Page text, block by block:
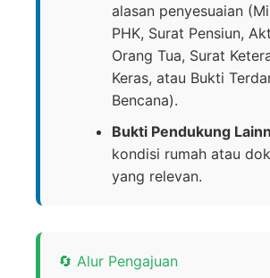
alasan penyesuaian
PHK, Surat Pensiun,
Orang Tua, Surat
Keras, atau Bukti
Bencana).
Bukti Pendukung
kondisi rumah atau
yang relevan.
🔄 Alur Pengajuan